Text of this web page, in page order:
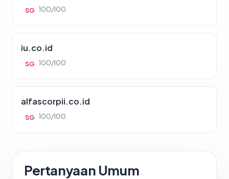
SG 100/100
iu.co.id
SG 100/100
alfascorpii.co.id
SG 100/100
Pertanyaan Umum